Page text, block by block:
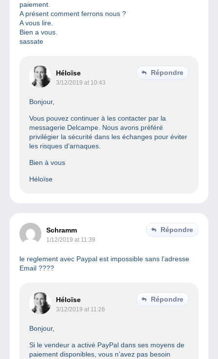
paiement.
A présent comment ferrons nous ?
A vous lire.
Bien a vous.
sassate
Héloïse
3/12/2019 at 10:43
Répondre
Bonjour,
Vous pouvez continuer à les contacter par la
messagerie Delcampe. Nous avons préféré
privilégier la sécurité dans les échanges pour éviter
les risques d’arnaques.
Bien à vous
Héloïse
Schramm
1/12/2019 at 11:39
Répondre
le reglement avec Paypal est impossible sans l’adresse
Email ????
Héloïse
3/12/2019 at 11:26
Répondre
Bonjour,
Si le vendeur a activé PayPal dans ses moyens de
paiement disponibles, vous n’avez pas besoin